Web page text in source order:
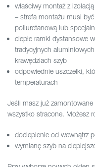
właściwy montaż z
– strefa montażu musi
poliuretanową lub
ciepłe ramki dystansowe
tradycyjnych
krawędziach szyb
odpowiednie uszczelki,
temperaturach
Jeśli masz już
wszystko stracone. Możesz
docieplenie od wewnątrz
wymianę szyb na